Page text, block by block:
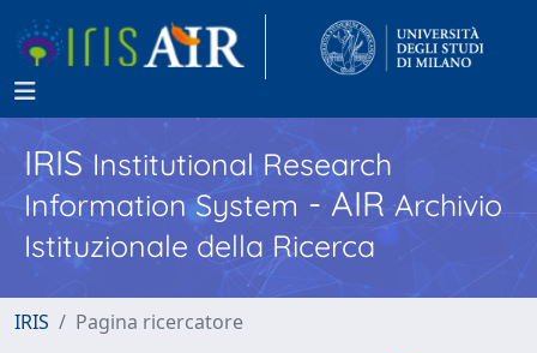
IRISInstitutional Research
Information System - AIR Archivio
Istituzionale della Ricerca
IRIS Pagina ricercatore